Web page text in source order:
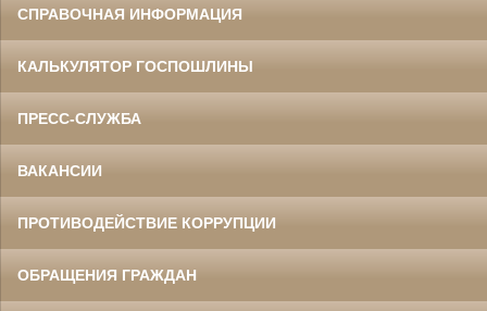
СПРАВОЧНАЯ ИНФОРМАЦИЯ
КАЛЬКУЛЯТОР ГОСПОШЛИНЫ
ПРЕСС-СЛУЖБА
ВАКАНСИИ
ПРОТИВОДЕЙСТВИЕ КОРРУПЦИИ
ОБРАЩЕНИЯ ГРАЖДАН